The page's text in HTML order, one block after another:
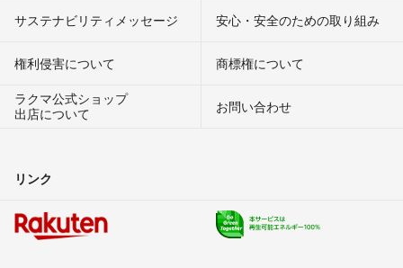
サステナビリティメッセージ 安心・安全のための取り組み
権利侵害について
商標権について
ラクマ公式ショップ
出店について
お問い合わせ
リンク